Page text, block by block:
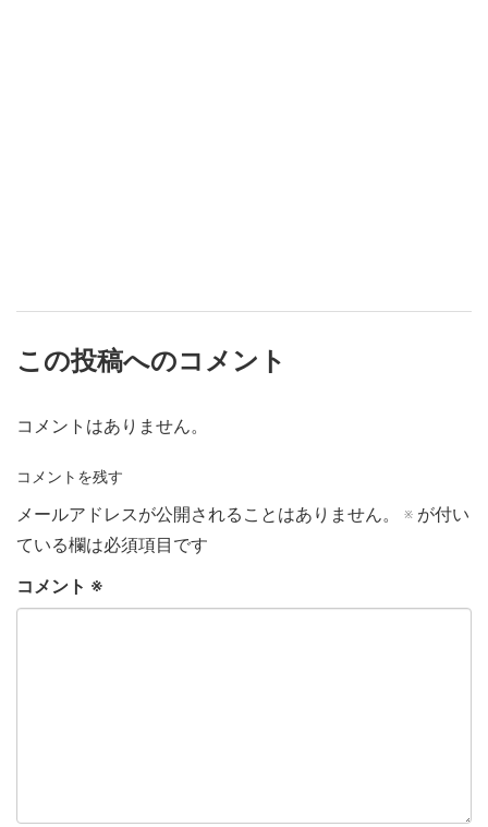
この投稿へのコメント
コメントはありません。
コメントを残す
メールアドレスが公開されることはありません。 ※ が付い
ている欄は必須項目です
コメント ※